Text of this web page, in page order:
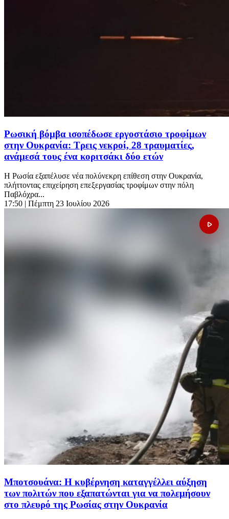
Ρωσική βόμβα ισοπέδωσε εργοστάσιο τροφίμων
στην Ουκρανία: Τρεις νεκροί, 28 τραυματίες,
ανάμεσά τους ένα κοριτσάκι δύο ετών
Η Ρωσία εξαπέλυσε νέα πολύνεκρη επίθεση στην Ουκρανία,
πλήττοντας επιχείρηση επεξεργασίας τροφίμων στην πόλη
Παβλόχρα...
17:50 | Πέμπτη 23 Ιουλίου 2026
Μποτσουάνα: Η κυβέρνηση καταγγέλλει αύξηση
των πολιτών που εξαπατώνται για να πολεμήσουν
στο πλευρό της Ρωσίας στην Ουκρανία